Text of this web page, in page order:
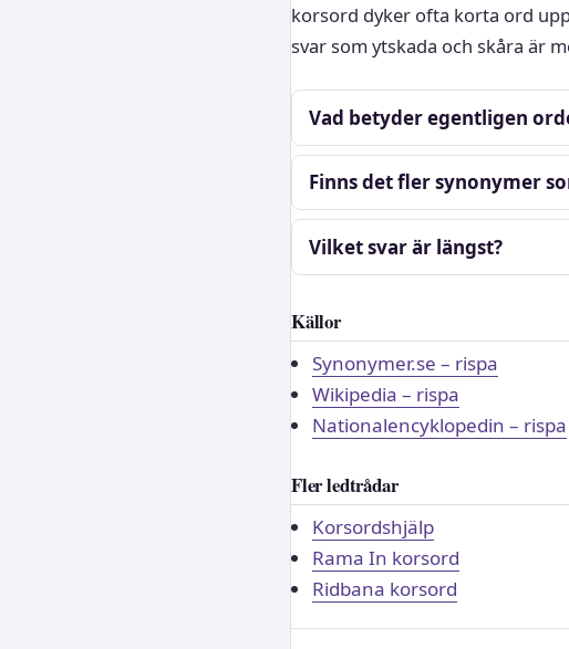
korsord dyker ofta korta ord
svar som ytskada och skåra är
Vad betyder egentligen
Finns det fler synonymer
Vilket svar är längst?
Källor
Synonymer.se – rispa
Wikipedia – rispa
Nationalencyklopedin – rispa
Fler ledtrådar
Korsordshjälp
Rama In korsord
Ridbana korsord